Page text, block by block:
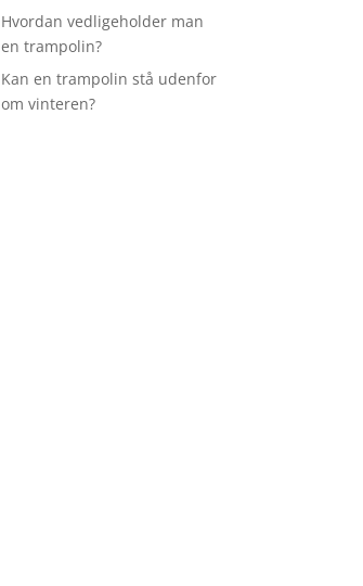
Hvordan vedligeholder man
en trampolin?
Kan en trampolin stå udenfor
om vinteren?